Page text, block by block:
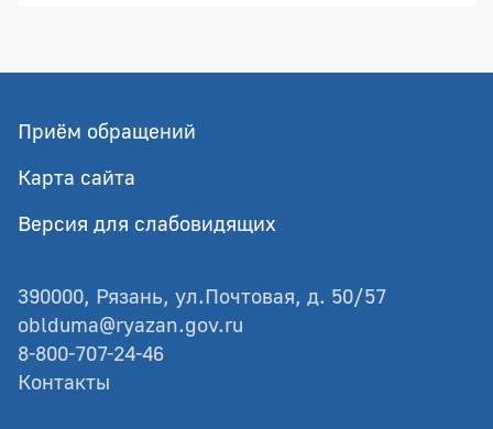
Приём обращений
Карта сайта
Версия для слабовидящих
390000, Рязань, ул.Почтовая, д. 50/57
oblduma@ryazan.gov.ru
8-800-707-24-46
Контакты